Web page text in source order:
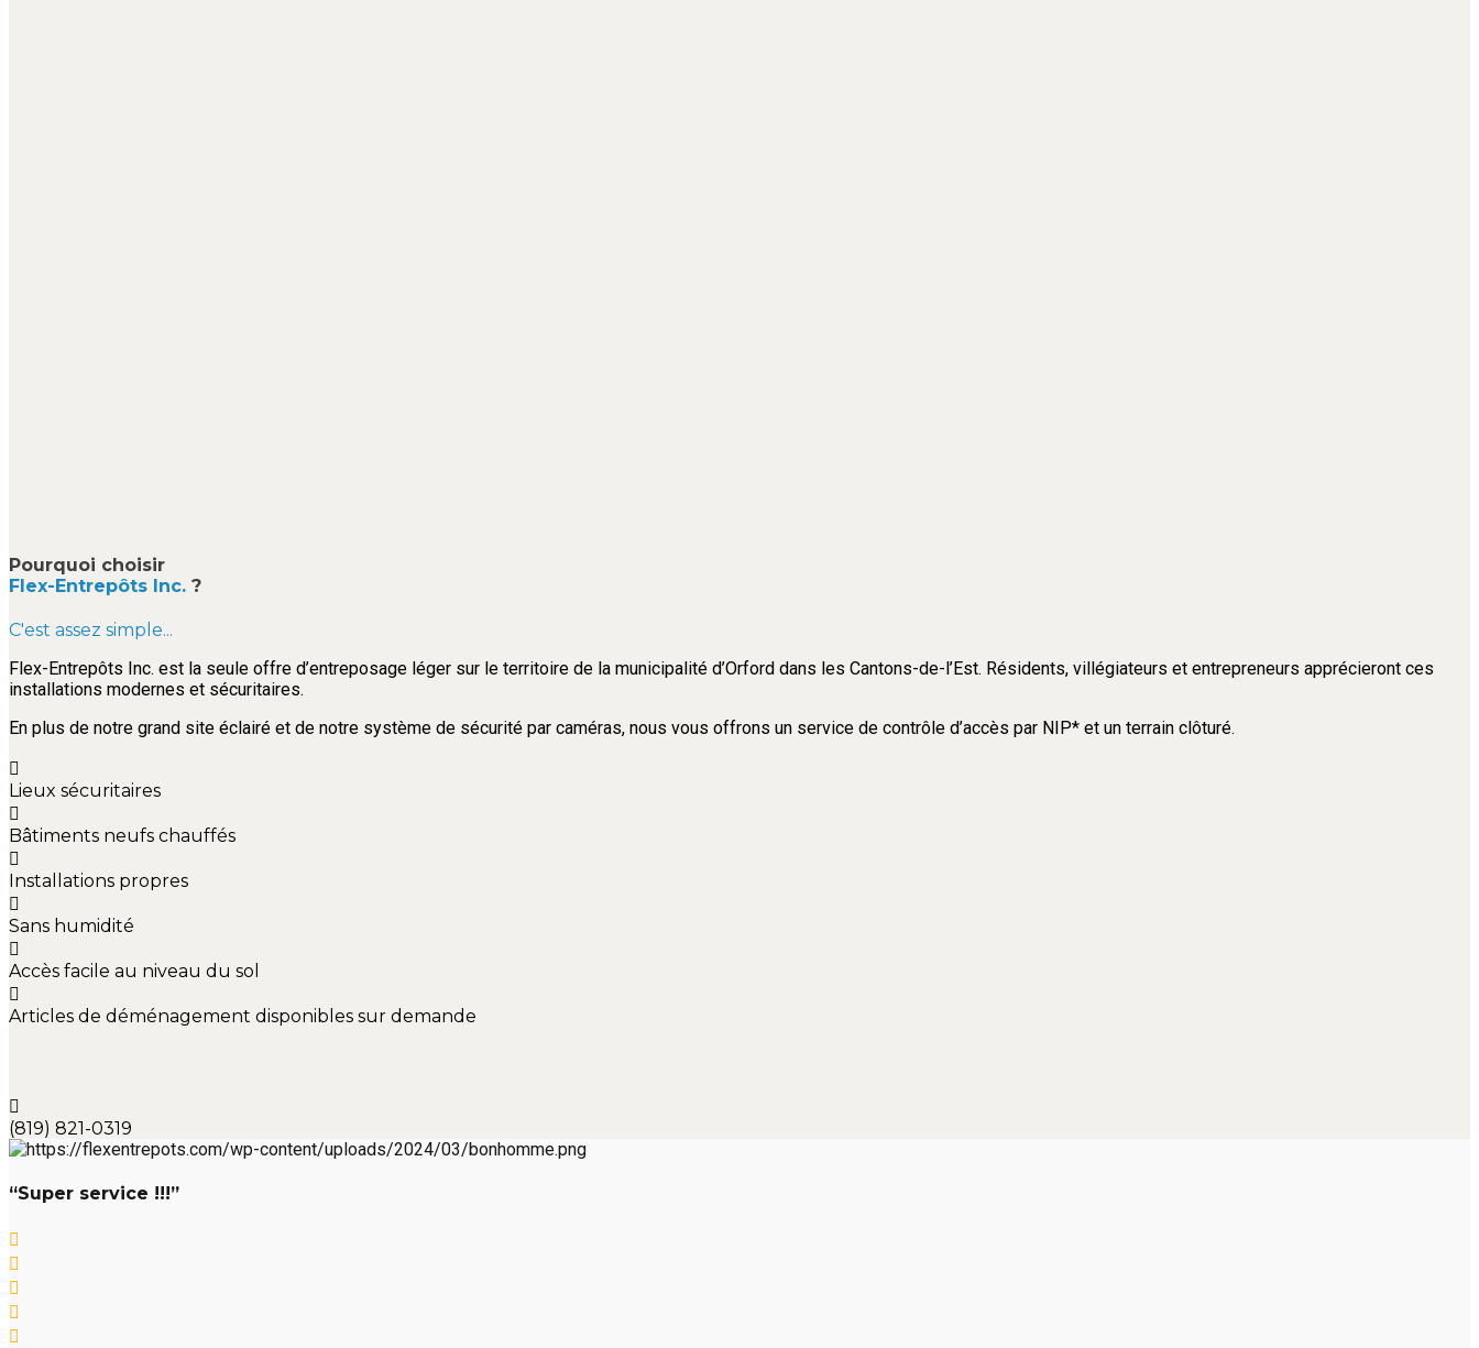
Pourquoi choisir
Flex-Entrepôts Inc. ?
C'est assez simple...
Flex-Entrepôts Inc. est la seule offre d’entreposage léger sur le territoire de la municipalité d’Orford dans les Cantons-de-l’Est. Résidents, villégiateurs et entrepreneurs apprécieront ces
installations modernes et sécuritaires.
En plus de notre grand site éclairé et de notre système de sécurité par caméras, nous vous offrons un service de contrôle d’accès par NIP* et un terrain clôturé.
Lieux sécuritaires
Bâtiments neufs chauffés
Installations propres
Sans humidité
Accès facile au niveau du sol
Articles de déménagement disponibles sur demande
(819) 821-0319
“Super service !!!”